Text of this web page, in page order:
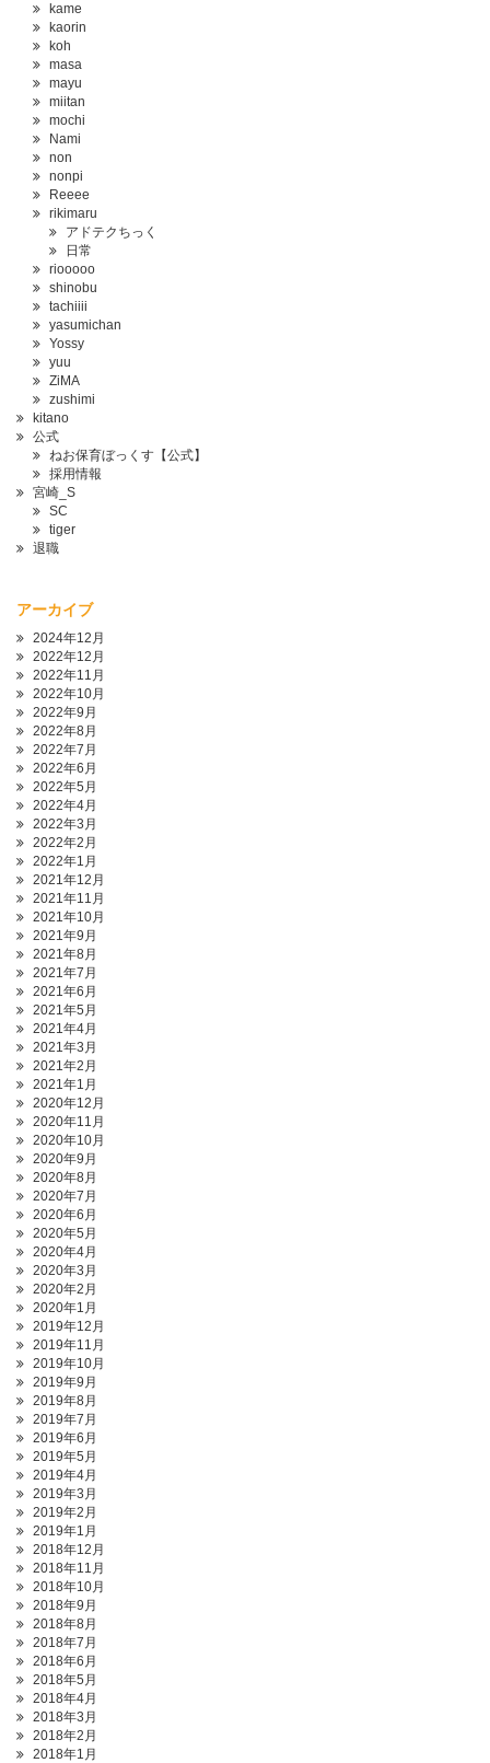
kame
kaorin
koh
masa
mayu
miitan
mochi
Nami
non
nonpi
Reeee
rikimaru
アドテクちっく
日常
riooooo
shinobu
tachiiii
yasumichan
Yossy
yuu
ZiMA
zushimi
kitano
公式
ねお保育ぼっくす【公式】
採用情報
宮崎_S
SC
tiger
退職
アーカイブ
2024年12月
2022年12月
2022年11月
2022年10月
2022年9月
2022年8月
2022年7月
2022年6月
2022年5月
2022年4月
2022年3月
2022年2月
2022年1月
2021年12月
2021年11月
2021年10月
2021年9月
2021年8月
2021年7月
2021年6月
2021年5月
2021年4月
2021年3月
2021年2月
2021年1月
2020年12月
2020年11月
2020年10月
2020年9月
2020年8月
2020年7月
2020年6月
2020年5月
2020年4月
2020年3月
2020年2月
2020年1月
2019年12月
2019年11月
2019年10月
2019年9月
2019年8月
2019年7月
2019年6月
2019年5月
2019年4月
2019年3月
2019年2月
2019年1月
2018年12月
2018年11月
2018年10月
2018年9月
2018年8月
2018年7月
2018年6月
2018年5月
2018年4月
2018年3月
2018年2月
2018年1月